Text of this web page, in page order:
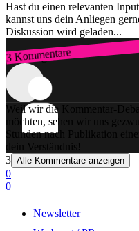
Hast du einen relevanten
kannst uns dein Anliegen
Diskussion wird geladen...
3 Kommentare
Zum Login
Weil wir die Kommentar-
möchten, sehen wir uns
Stunden nach Publikation
dein Verständnis!
3 Alle Kommentare anzeigen
0
0
Newsletter